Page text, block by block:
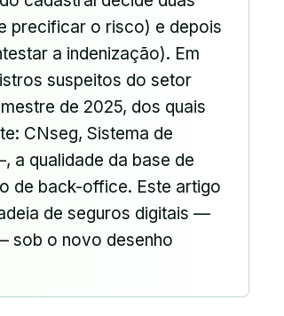
precificar o risco) e depois
a indenização). Em
suspeitos do setor
de 2025, dos quais
CNseg, Sistema de
a qualidade da base de
de back-office. Este artigo
de seguros digitais —
sob o novo desenho